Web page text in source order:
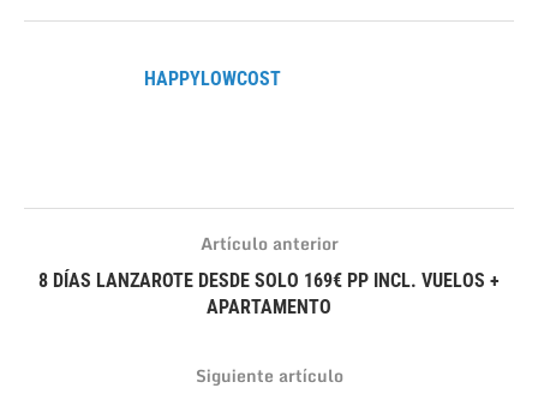
HAPPYLOWCOST
Artículo anterior
8 DÍAS LANZAROTE DESDE SOLO 169€ PP INCL. VUELOS +
APARTAMENTO
Siguiente artículo